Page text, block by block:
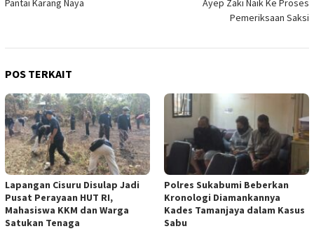
Pantai Karang Naya
Ayep Zaki Naik Ke Proses
Pemeriksaan Saksi
POS TERKAIT
Lapangan Cisuru Disulap Jadi
Pusat Perayaan HUT RI,
Mahasiswa KKM dan Warga
Satukan Tenaga
Polres Sukabumi Beberkan
Kronologi Diamankannya
Kades Tamanjaya dalam Kasus
Sabu